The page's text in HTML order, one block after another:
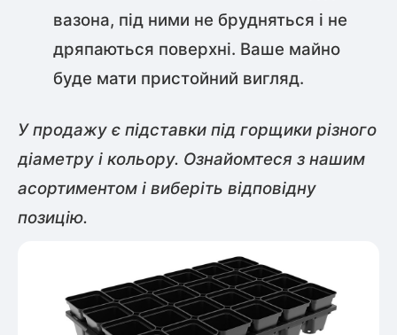
вазона, під ними не брудняться і не
дряпаються поверхні. Ваше майно
буде мати пристойний вигляд.
У продажу є підставки під горщики різного
діаметру і кольору. Ознайомтеся з нашим
асортиментом і виберіть відповідну
позицію.